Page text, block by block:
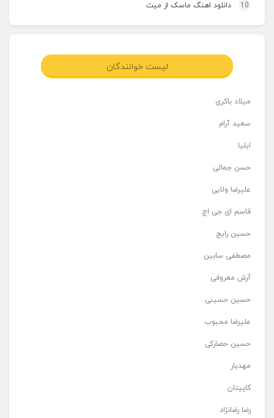
10 دانلود اهنگ ماسک از میث
لیست خوانندگان
میلاد باکری
سعید آرام
ایلیا
حسن جمالی
علیرضا ولایی
قاسم ای جی اچ
حسین رایج
مصطفی سابین
آرش معروفی
حسین حسینی
علیرضا محبوب
حسین حصارکی
مهدیار
کاپیتان
رضا رضانژاد